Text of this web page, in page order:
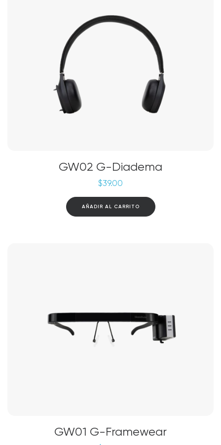
GW02 G-Diadema
$39.00
AÑADIR AL CARRITO
GW01 G-Framewear